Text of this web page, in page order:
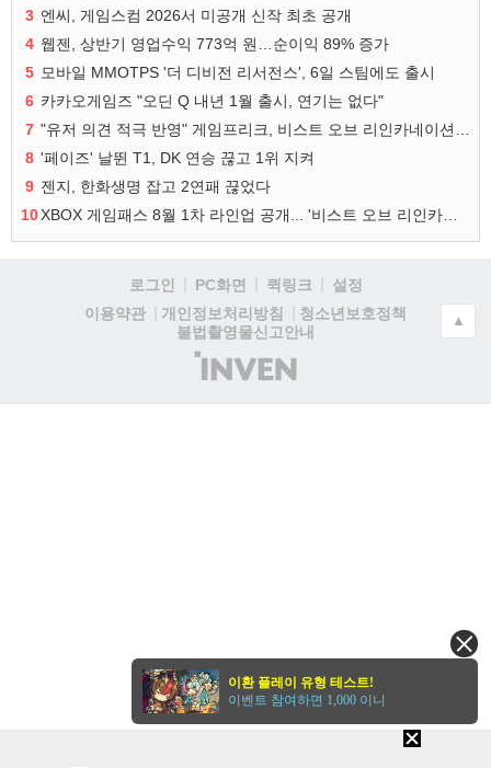
3 엔씨, 게임스컴 2026서 미공개 신작 최초 공개
4 웹젠, 상반기 영업수익 773억 원…순이익 89% 증가
5 모바일 MMOTPS '더 디비전 리서전스', 6일 스팀에도 출시
6 카카오게임즈 "오딘 Q 내년 1월 출시, 연기는 없다"
7
8 '페이즈' 날뛴 T1, DK 연승 끊고 1위 지켜
9 젠지, 한화생명 잡고 2연패 끊었다
10
로그인 PC화면 퀵링크
설정
이용약관
개인정보처리방침
청소년보호정책
불법촬영물신고안내
(주)
인
▲
이환 플레이 유형 테스트!
이벤트 참여하면 1,000 이니